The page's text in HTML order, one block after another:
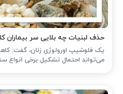
حذف لبنیات چه بلایی سر بیماران
یک فلوشیپ اورولوژی زنان، گفت:
می‌تواند احتمال تشکیل برخی انواع